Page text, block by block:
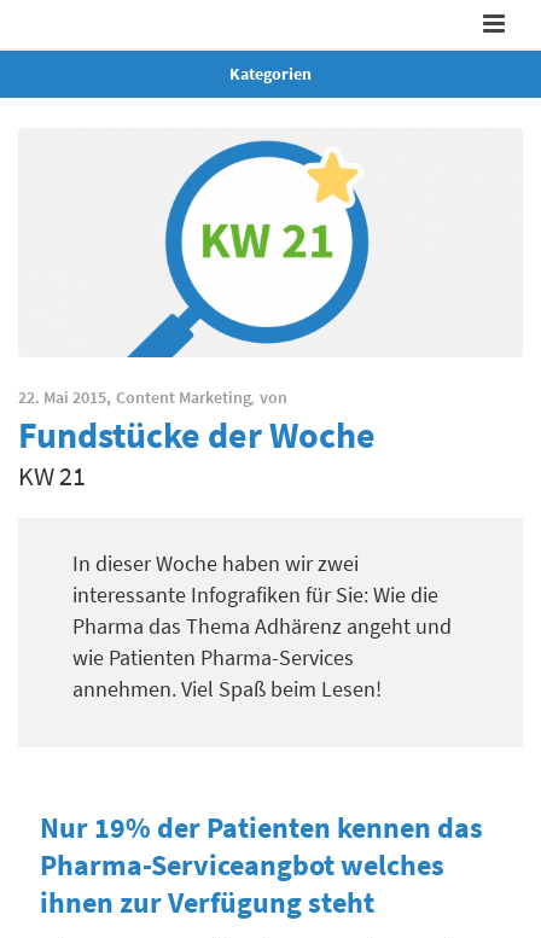
Kategorien
22. Mai 2015, Content Marketing, von
Fundstücke der Woche
KW 21
In dieser Woche haben wir zwei
interessante Infografiken für Sie: Wie die
Pharma das Thema Adhärenz angeht und
wie Patienten Pharma-Services
annehmen. Viel Spaß beim Lesen!
Nur 19% der Patienten kennen das
Pharma-Serviceangbot welches
ihnen zur Verfügung steht